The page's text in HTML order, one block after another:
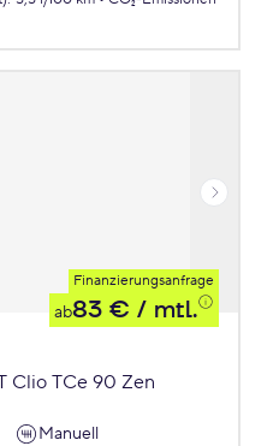
Finanzierungsanfrage
ab83 € / mtl.
Clio TCe 90 Zen
Manuell